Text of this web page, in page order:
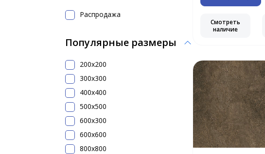
Распродажа
Популярные размеры
200x200
300х300
400х400
500x500
600х300
600х600
800х800
Смотреть
наличие